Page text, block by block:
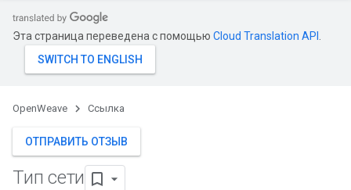
Эта страница переведена с помощью Cloud Translation API
OpenWeave Ссылка
ОТПРАВИТЬ ОТЗЫВ
Тип сети